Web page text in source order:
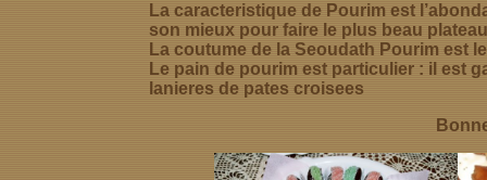
La caracteristique de Pourim est
son mieux pour faire le plus beau
La coutume de la Seoudath Pourim est
Le pain de pourim est particulier : il est
lanieres de pates croisees